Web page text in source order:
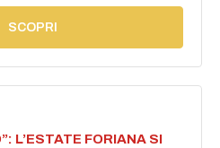
SCOPRI
L’ESTATE FORIANA SI